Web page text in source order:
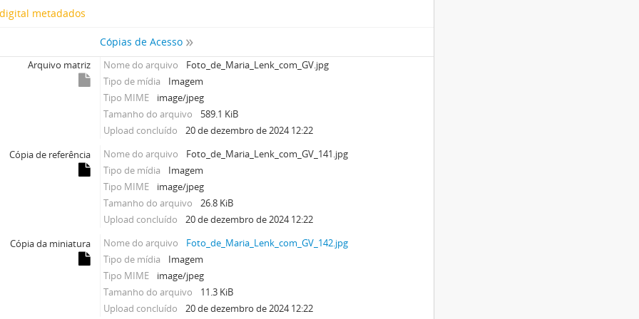
metadados
Cópias de Acesso
Arquivo matriz Nome do arquivo
Foto_de_Maria_Lenk_com_GV.jpg
Tipo de mídia
Imagem
Tipo MIME
image/jpeg
Tamanho do arquivo
589.1 KiB
Upload concluído
20 de dezembro de 2024 12:22
Cópia de referência
Nome do arquivo
Foto_de_Maria_Lenk_com_GV_141.jpg
Tipo de mídia
Imagem
Tipo MIME
image/jpeg
Tamanho do arquivo
26.8 KiB
Upload concluído
20 de dezembro de 2024 12:22
Cópia da miniatura
Nome do arquivo
Foto_de_Maria_Lenk_com_GV_142.jpg
Tipo de mídia
Imagem
Tipo MIME
image/jpeg
Tamanho do arquivo
11.3 KiB
Upload concluído
20 de dezembro de 2024 12:22